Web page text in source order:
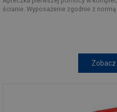
ścianie. Wyposażenie zgodnie z normą
Zobacz